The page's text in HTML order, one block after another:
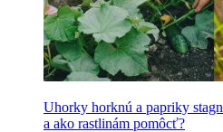
Uhorky horknú a papriky
a ako rastlinám pomôcť?